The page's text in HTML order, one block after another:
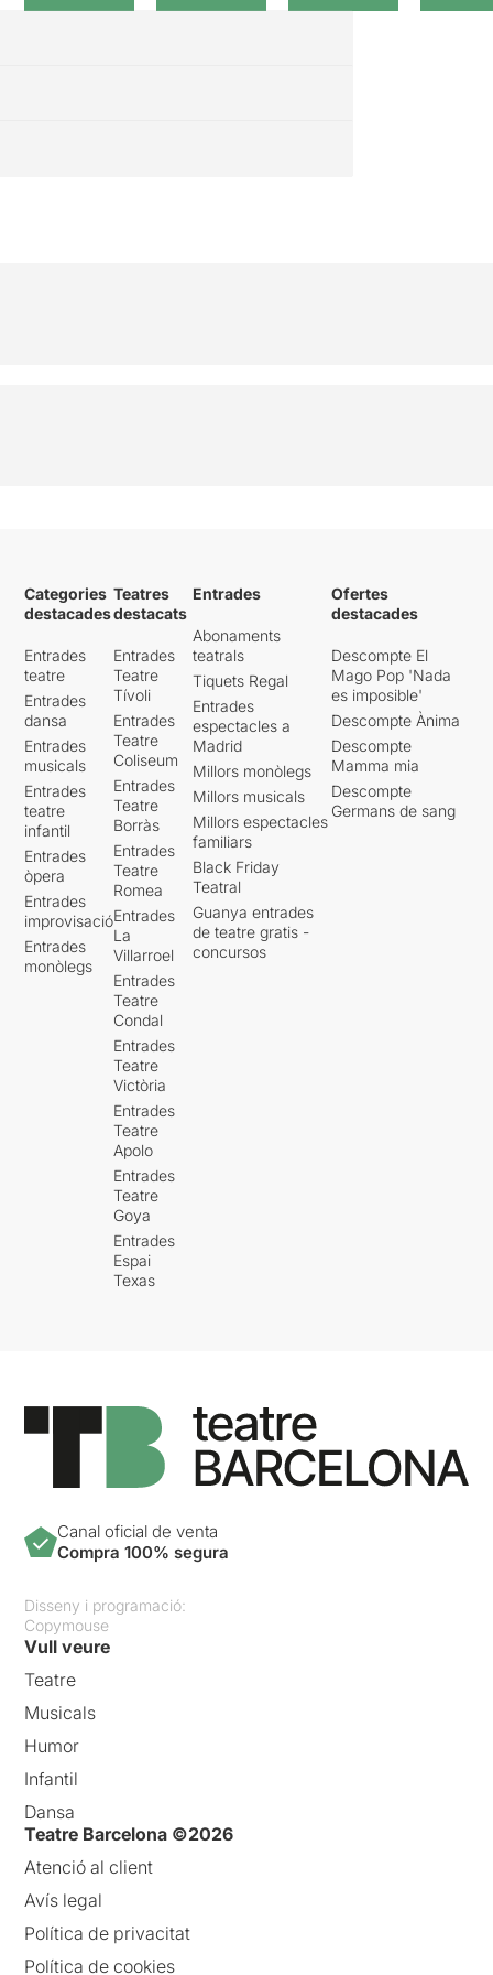
Categories
destacades
Entrades
teatre
Entrades
dansa
Entrades
musicals
Entrades
teatre
infantil
Entrades
òpera
Entrades
improvisació
Entrades
monòlegs
Teatres
destacats
Entrades
Teatre
Tívoli
Entrades
Teatre
Coliseum
Entrades
Teatre
Borràs
Entrades
Teatre
Romea
Entrades
La
Villarroel
Entrades
Teatre
Condal
Entrades
Teatre
Victòria
Entrades
Teatre
Apolo
Entrades
Teatre
Goya
Entrades
Espai
Texas
Entrades
Abonaments
teatrals
Tiquets Regal
Entrades
espectacles a
Madrid
Millors monòlegs
Millors musicals
Millors espectacles
familiars
Black Friday
Teatral
Guanya entrades
de teatre gratis -
concursos
Ofertes
destacades
Descompte El
Mago Pop 'Nada
es imposible'
Descompte Ànima
Descompte
Mamma mia
Descompte
Germans de sang
Canal oficial de venta
Compra 100% segura
Disseny i programació:
Copymouse
Vull veure
Teatre
Musicals
Humor
Infantil
Dansa
Teatre Barcelona ©2026
Atenció al client
Avís legal
Política de privacitat
Política de cookies